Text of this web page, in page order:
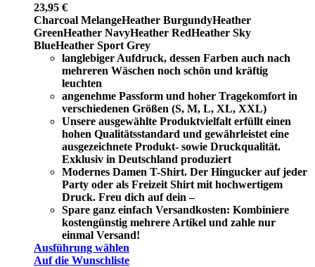
23,95 €
Charcoal MelangeHeather BurgundyHeather
GreenHeather NavyHeather RedHeather Sky
BlueHeather Sport Grey
langlebiger Aufdruck, dessen Farben auch nach
mehreren Wäschen noch schön und kräftig
leuchten
angenehme Passform und hoher Tragekomfort in
verschiedenen Größen (S, M, L, XL, XXL)
Unsere ausgewählte Produktvielfalt erfüllt einen
hohen Qualitätsstandard und gewährleistet eine
ausgezeichnete Produkt- sowie Druckqualität.
Exklusiv in Deutschland produziert
Modernes Damen T-Shirt. Der Hingucker auf jeder
Party oder als Freizeit Shirt mit hochwertigem
Druck. Freu dich auf dein –
Spare ganz einfach Versandkosten: Kombiniere
kostengünstig mehrere Artikel und zahle nur
einmal Versand!
Ausführung wählen
Auf die Wunschliste